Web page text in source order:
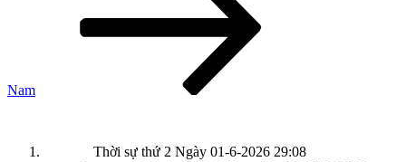
Nam
Thời sự thứ 2 Ngày 01-6-2026 29:08